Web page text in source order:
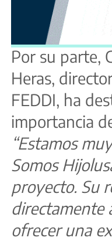
Por su parte,
Heras,
FEDDI, ha
importancia
“Estamos
Somos
proyecto. Su
directamente
ofrecer una